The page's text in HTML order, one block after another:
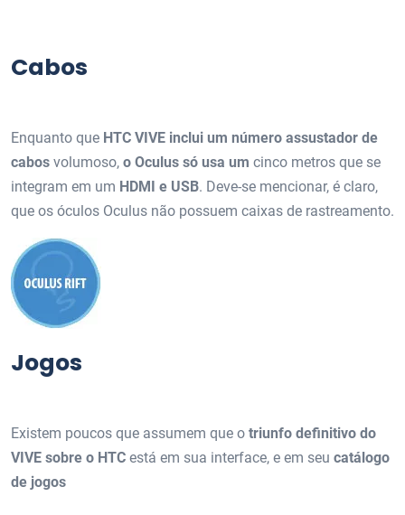
Cabos
Enquanto que HTC VIVE inclui um número assustador de
cabos volumoso, o Oculus só usa um cinco metros que se
integram em um HDMI e USB. Deve-se mencionar, é claro,
que os óculos Oculus não possuem caixas de rastreamento.
Jogos
Existem poucos que assumem que o triunfo definitivo do
VIVE sobre o HTC está em sua interface, e em seu catálogo
de jogos